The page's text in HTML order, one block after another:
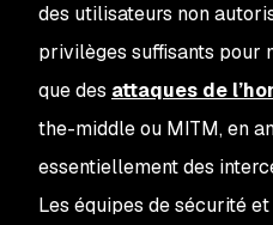
des utilisateurs non
privilèges suffisants pour
que des attaques de
the-middle ou MITM, en
essentiellement des
Les équipes de sécurité